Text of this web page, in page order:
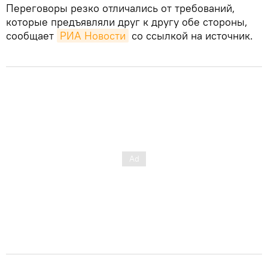
Переговоры резко отличались от требований,
которые предъявляли друг к другу обе стороны,
сообщает РИА Новости со ссылкой на источник.